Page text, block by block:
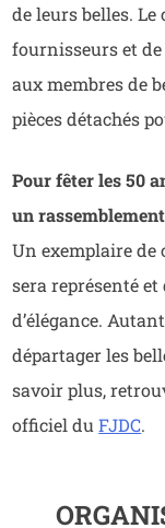
de leurs belles. Le
fournisseurs et
aux membres de
pièces détachés
Pour fêter les 50
un
Un exemplaire de
sera représenté
d’élégance.
départager les
savoir plus,
officiel duFJDC.